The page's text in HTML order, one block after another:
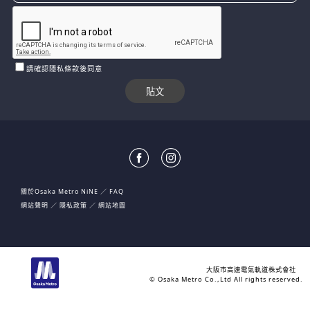
請確認隱私條款後同意
關於Osaka Metro NiNE
FAQ
網站聲明
隱私政策 網站地圖
大阪市高速電氣軌道株式會社
© Osaka Metro Co.,Ltd All rights reserved.